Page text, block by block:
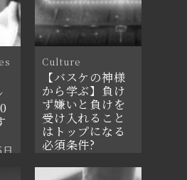
Culture
【バスケの神様
から学ぶ】負け
ず嫌いと負けを
受け入れること
はトップになる
必須条件?